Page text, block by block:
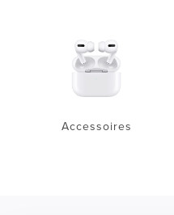
Accessoires